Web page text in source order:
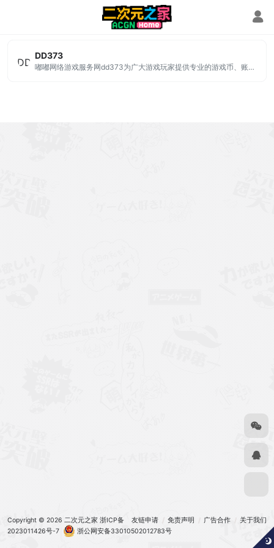
DD373
嘟嘟网络游戏服务网dd373为广大游戏玩家提供专业的游戏币、账号、装备、点券等交易服务，是国内专业安全便捷的游戏交易平台，游戏交易就上dd373.com！
友链申请 免责声明 广告合作 关于我们
Copyright © 2026 二次元之家 浙ICP备
2023011426号-7
浙公网安备33010502012783号